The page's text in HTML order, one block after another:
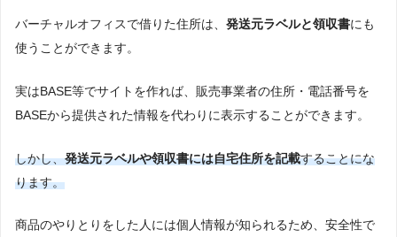
バーチャルオフィスで借りた住所は、 発送元ラベルと領収書にも
使うことができます。
実はBASE等でサイトを作れば、販売事業者の住所・電話番号を
BASEから提供された情報を代わりに表示することができます。
しかし、発送元ラベルや領収書には自宅住所を記載することにな
ります。
商品のやりとりをした人には個人情報が知られるため、安全性で